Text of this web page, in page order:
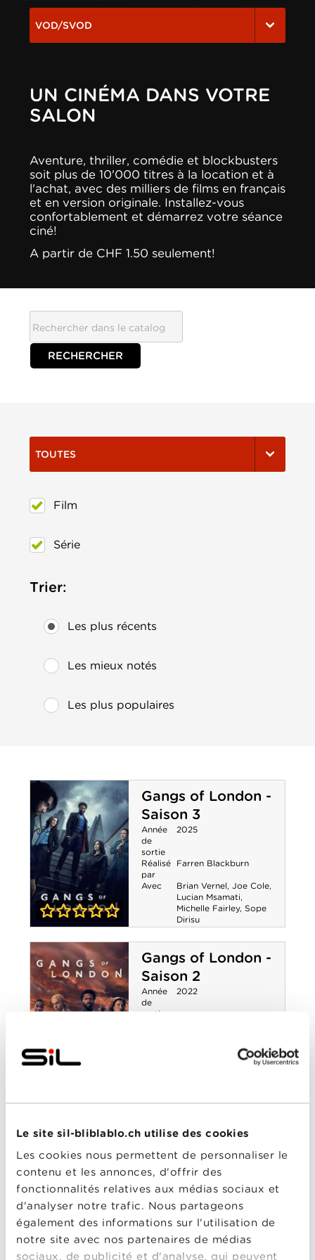
Le site sil-bliblablo.ch utilise des cookies
Les cookies nous permettent de personnaliser le
contenu et les annonces, d'offrir des
fonctionnalités relatives aux médias sociaux et
d'analyser notre trafic. Nous partageons
également des informations sur l'utilisation de
notre site avec nos partenaires de médias
sociaux, de publicité et d'analyse, qui peuvent
VOD/SVOD
UN CINÉMA DANS VOTRE
SALON
Aventure, thriller, comédie et blockbusters
soit plus de 10'000 titres à la location et à
l'achat, avec des milliers de films en français
et en version originale. Installez-vous
confortablement et démarrez votre séance
ciné!
A partir de CHF 1.50 seulement!
TOUTES
Film
Série
Trier:
Les plus récents
Les mieux notés
Les plus populaires
Gangs of London -
Saison 3
Gangs of
London - Saison
3
Année
de
sortie
2025
Réalisé
par
Farren Blackburn
Avec Brian Vernel, Joe Cole,
Lucian Msamati,
Michelle Fairley, Sope
Dirisu
Gangs of London -
Saison 2
Gangs of
Année
de
sortie
2022
Joe Cole,
Lucian Msamati,
Saison 1
0-0
Année
sortie
2020
Réalisé
Gareth Evans
Avec Colm Meaney,Joe Cole
Michelle Fairley,Sope